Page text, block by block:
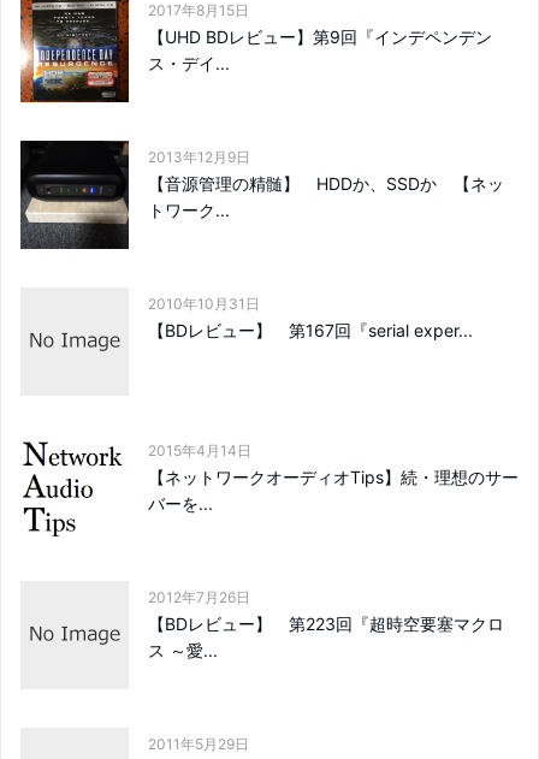
2017年8月15日
【UHD BDレビュー】第9回『インデペンデン
ス・デイ...
2013年12月9日
【音源管理の精髄】 HDDか、SSDか 【ネッ
トワーク...
2010年10月31日
【BDレビュー】 第167回『serial exper...
2015年4月14日
【ネットワークオーディオTips】続・理想のサー
バーを...
2012年7月26日
【BDレビュー】 第223回『超時空要塞マクロ
ス ～愛...
2011年5月29日